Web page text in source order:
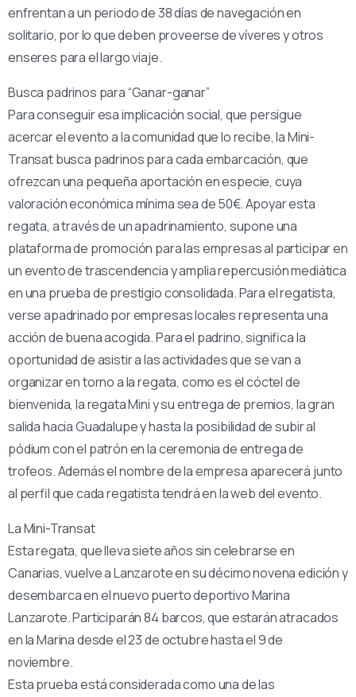
enfrentan a un periodo de 38 días de navegación en
solitario, por lo que deben proveerse de víveres y otros
enseres para el largo viaje.
Busca padrinos para “Ganar-ganar”
Para conseguir esa implicación social, que persigue
acercar el evento a la comunidad que lo recibe, la Mini-
Transat busca padrinos para cada embarcación, que
ofrezcan una pequeña aportación en especie, cuya
valoración económica mínima sea de 50€. Apoyar esta
regata, a través de un apadrinamiento, supone una
plataforma de promoción para las empresas al participar en
un evento de trascendencia y amplia repercusión mediática
en una prueba de prestigio consolidada. Para el regatista,
verse apadrinado por empresas locales representa una
acción de buena acogida. Para el padrino, significa la
oportunidad de asistir a las actividades que se van a
organizar en torno a la regata, como es el cóctel de
bienvenida, la regata Mini y su entrega de premios, la gran
salida hacia Guadalupe y hasta la posibilidad de subir al
pódium con el patrón en la ceremonia de entrega de
trofeos. Además el nombre de la empresa aparecerá junto
al perfil que cada regatista tendrá en la web del evento.
La Mini-Transat
Esta regata, que lleva siete años sin celebrarse en
Canarias, vuelve a Lanzarote en su décimo novena edición y
desembarca en el nuevo puerto deportivo Marina
Lanzarote. Participarán 84 barcos, que estarán atracados
en la Marina desde el 23 de octubre hasta el 9 de
noviembre.
Esta prueba está considerada como una de las